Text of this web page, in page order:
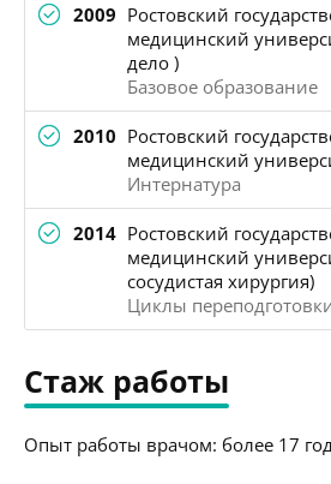
2009 Ростовский
медицинский
дело )
Базовое образование
2010 Ростовский
медицинский
Интернатура
2014 Ростовский
медицинский
сосудистая хирургия)
Циклы
Стаж работы
Опыт работы врачом: более 17